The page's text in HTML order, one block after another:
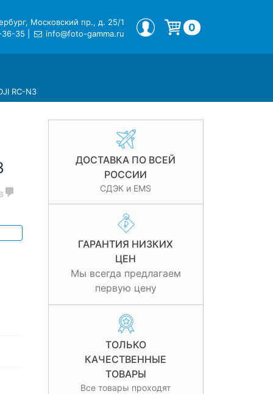
Московский пр., д. 25/1
36-35
info@foto-gamma.ru
МОЙ ПРОФИЛЬ 0
RC-N3
ДОСТАВКА ПО ВСЕЙ
РОССИИ
СДЭК и EMS
ГАРАНТИЯ НИЗКИХ
ЦЕН
Мы всегда предлагаем
первую цену
ТОЛЬКО
КАЧЕСТВЕННЫЕ
ТОВАРЫ
Все товары проходят